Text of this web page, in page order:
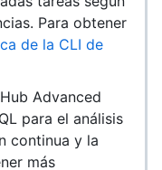
Para obtener
de la CLI de
Advanced
para el análisis
continua y la
más